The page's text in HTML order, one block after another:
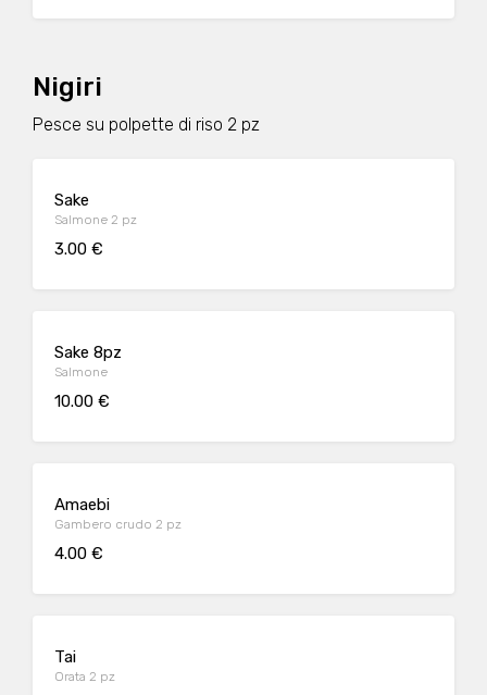
Nigiri
Pesce su polpette di riso 2 pz
Sake
Salmone 2 pz
3.00 €
Sake 8pz
Salmone
10.00 €
Amaebi
Gambero crudo 2 pz
4.00 €
Tai
Orata 2 pz